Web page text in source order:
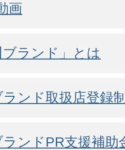
画
ブランド」とは
ランド取扱店登録
ランドPR支援補助